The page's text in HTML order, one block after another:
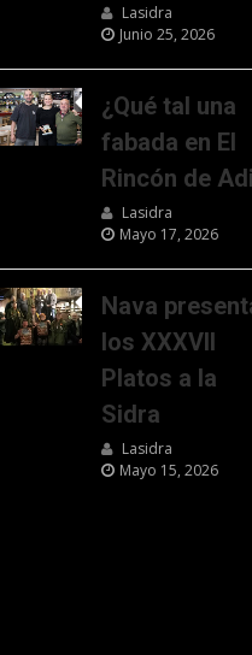
Lasidra
Junio 25, 2026
¿Qué tal una
fabada en El
Rincón de
Lasidra
Mayo 17, 2026
Nava
los XXXVII
Platos a la
Sidra
Lasidra
Mayo 15, 2026